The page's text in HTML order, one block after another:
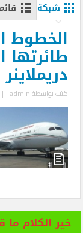
دريملاينر--
شبكة
الخطوط
دريملاينر
كتب بواسطةadmin
|
خير الكلام